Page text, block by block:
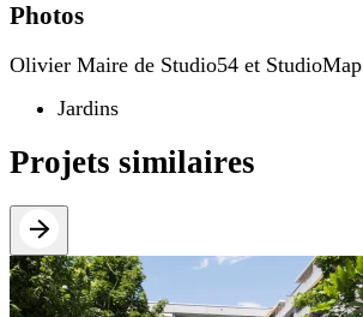
Photos
Olivier Maire de Studio54 et StudioMap
Jardins
Projets similaires